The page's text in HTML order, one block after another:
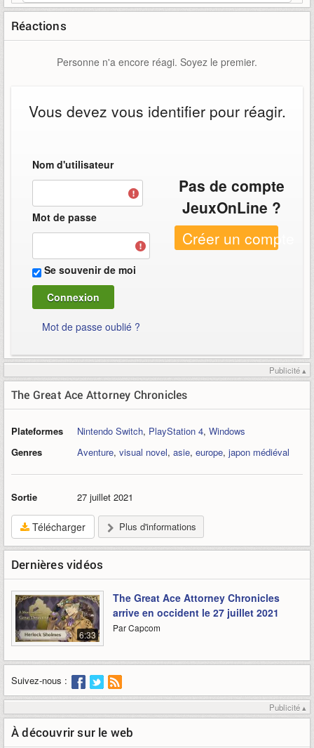
Réactions
Personne n'a encore réagi. Soyez le premier.
Vous devez vous identifier pour réagir.
Nom d'utilisateur
Mot de passe
Se souvenir de moi
Mot de passe oublié ?
Pas de compte
JeuxOnLine ?
Créer un compte
Publicité ▴
The Great Ace Attorney Chronicles
Plateformes Nintendo Switch, PlayStation 4, Windows
Genres
Aventure, visual novel, asie, europe, japon médiéval
Sortie 27 juillet 2021
Télécharger Plus d'informations
Dernières vidéos
6:33
The Great Ace Attorney Chronicles
arrive en occident le 27 juillet 2021
Par Capcom
Suivez-nous :
Publicité ▴
À découvrir sur le web